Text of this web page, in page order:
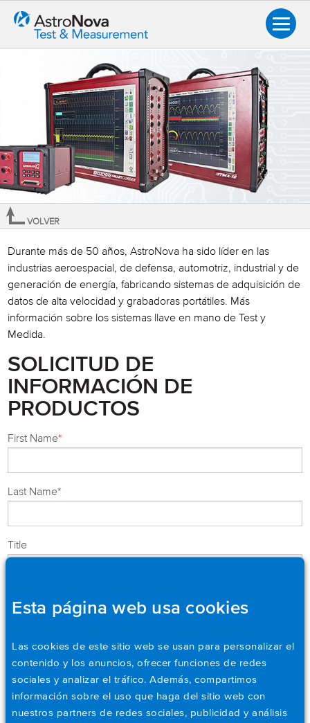
Esta página web usa cookies
Las cookies de este sitio web se usan para personalizar el
contenido y los anuncios, ofrecer funciones de redes
sociales y analizar el tráfico. Además, compartimos
información sobre el uso que haga del sitio web con
nuestros partners de redes sociales, publicidad y análisis
VOLVER
Cómo comprar
Solicitud de información de productos
Durante más de 50 años, AstroNova ha sido líder en las
industrias aeroespacial, de defensa, automotriz, industrial y de
generación de energía, fabricando sistemas de adquisición de
datos de alta velocidad y grabadoras portátiles. Más
información sobre los sistemas llave en mano de Test y
Medida.
SOLICITUD DE
INFORMACIÓN DE
PRODUCTOS
First Name*
Last Name*
Title
Street*